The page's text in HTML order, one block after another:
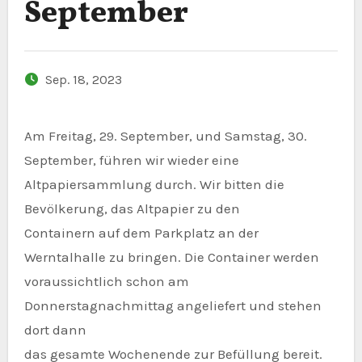
September
Sep. 18, 2023
Am Freitag, 29. September, und Samstag, 30.
September, führen wir wieder eine
Altpapiersammlung durch. Wir bitten die
Bevölkerung, das Altpapier zu den
Containern auf dem Parkplatz an der
Werntalhalle zu bringen. Die Container werden
voraussichtlich schon am
Donnerstagnachmittag angeliefert und stehen
dort dann
das gesamte Wochenende zur Befüllung bereit.